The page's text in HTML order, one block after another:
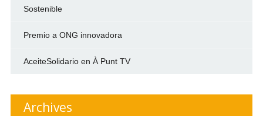
Sostenible
Premio a ONG innovadora
AceiteSolidario en À Punt TV
Archives